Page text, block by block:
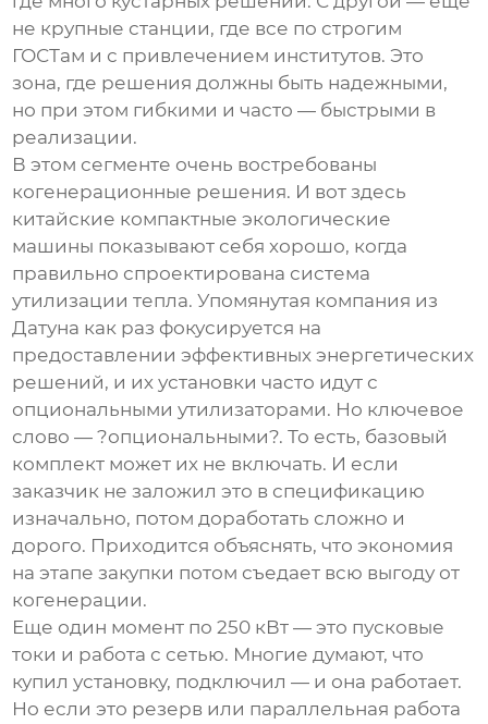
не крупные станции, где все по строгим
ГОСТам и с привлечением институтов. Это
зона, где решения должны быть надежными,
но при этом гибкими и часто — быстрыми в
реализации.
В этом сегменте очень востребованы
когенерационные решения. И вот здесь
китайские компактные экологические
машины показывают себя хорошо, когда
правильно спроектирована система
утилизации тепла. Упомянутая компания из
Датуна как раз фокусируется на
предоставлении эффективных энергетических
решений, и их установки часто идут с
опциональными утилизаторами. Но ключевое
слово — ?опциональными?. То есть, базовый
комплект может их не включать. И если
заказчик не заложил это в спецификацию
изначально, потом доработать сложно и
дорого. Приходится объяснять, что экономия
на этапе закупки потом съедает всю выгоду от
когенерации.
Еще один момент по 250 кВт — это пусковые
токи и работа с сетью. Многие думают, что
купил установку, подключил — и она работает.
Но если это резерв или параллельная работа